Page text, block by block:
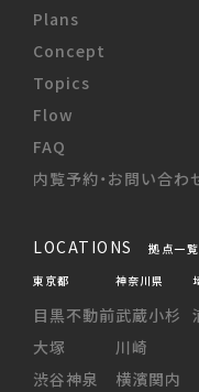
Plans
Concept
Topics
Flow
FAQ
内覧予約・お問い合わ
LOCATIONS
拠点一覧
東京都
目黒不動前
大塚
渋谷神泉
神奈川県
武蔵小杉
川崎
横濱関内